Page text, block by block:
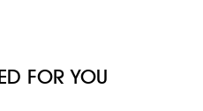
FOR YOU